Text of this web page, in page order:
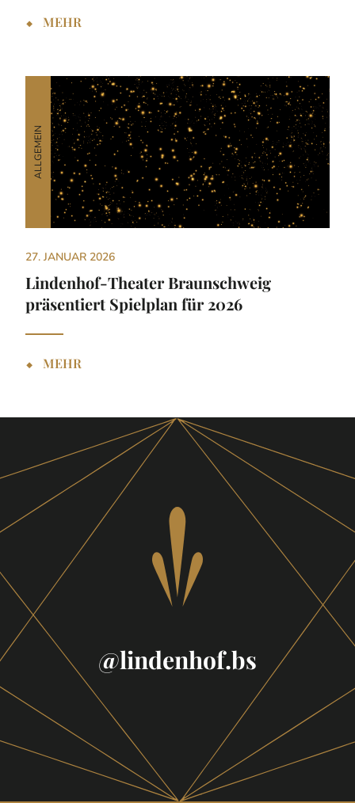
⬥ MEHR
ALLGEMEIN
27. JANUAR 2026
Lindenhof-Theater Braunschweig
präsentiert Spielplan für 2026
⬥ MEHR
Footer
@lindenhof.bs